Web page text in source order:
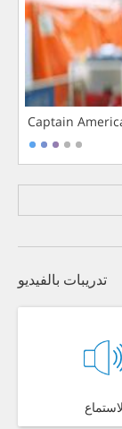
Captain
تدريبات بالفيديو